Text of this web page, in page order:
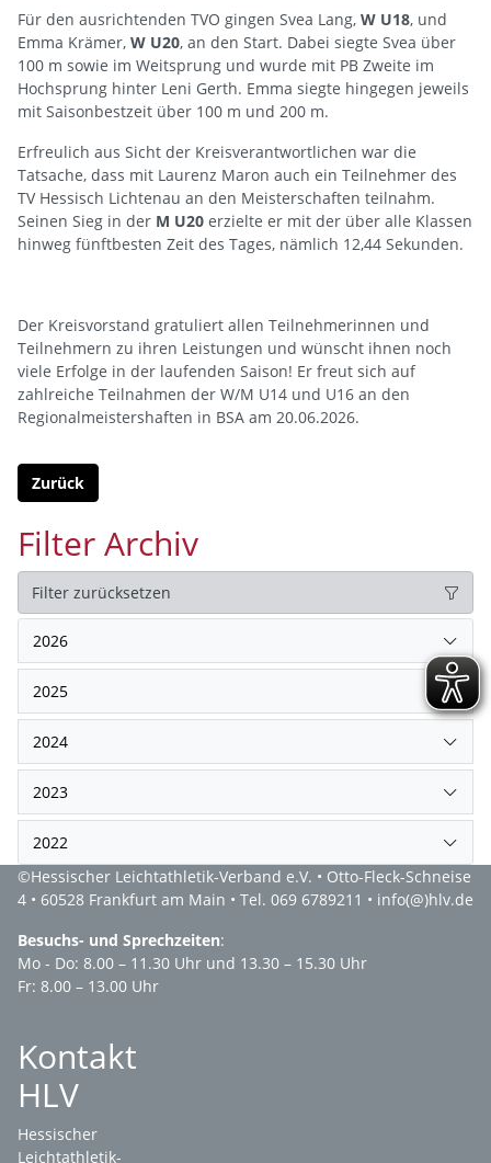
Für den ausrichtenden TVO gingen Svea Lang, W U18, und
Emma Krämer, W U20, an den Start. Dabei siegte Svea über
100 m sowie im Weitsprung und wurde mit PB Zweite im
Hochsprung hinter Leni Gerth. Emma siegte hingegen jeweils
mit Saisonbestzeit über 100 m und 200 m.
Erfreulich aus Sicht der Kreisverantwortlichen war die
Tatsache, dass mit Laurenz Maron auch ein Teilnehmer des
TV Hessisch Lichtenau an den Meisterschaften teilnahm.
Seinen Sieg in der M U20 erzielte er mit der über alle Klassen
hinweg fünftbesten Zeit des Tages, nämlich 12,44 Sekunden.
Der Kreisvorstand gratuliert allen Teilnehmerinnen und
Teilnehmern zu ihren Leistungen und wünscht ihnen noch
viele Erfolge in der laufenden Saison! Er freut sich auf
zahlreiche Teilnahmen der W/M U14 und U16 an den
Regionalmeistershaften in BSA am 20.06.2026.
Zurück
Filter Archiv
Filter zurücksetzen
2026
2025
2024
2023
2022
©Hessischer Leichtathletik-Verband e.V. • Otto-Fleck-Schneise
4 • 60528 Frankfurt am Main • Tel. 069 6789211 • info(@)hlv.de
Besuchs- und Sprechzeiten:
Mo - Do: 8.00 – 11.30 Uhr und 13.30 – 15.30 Uhr
Fr: 8.00 – 13.00 Uhr
Kontakt
HLV
Hessischer
Leichtathletik-